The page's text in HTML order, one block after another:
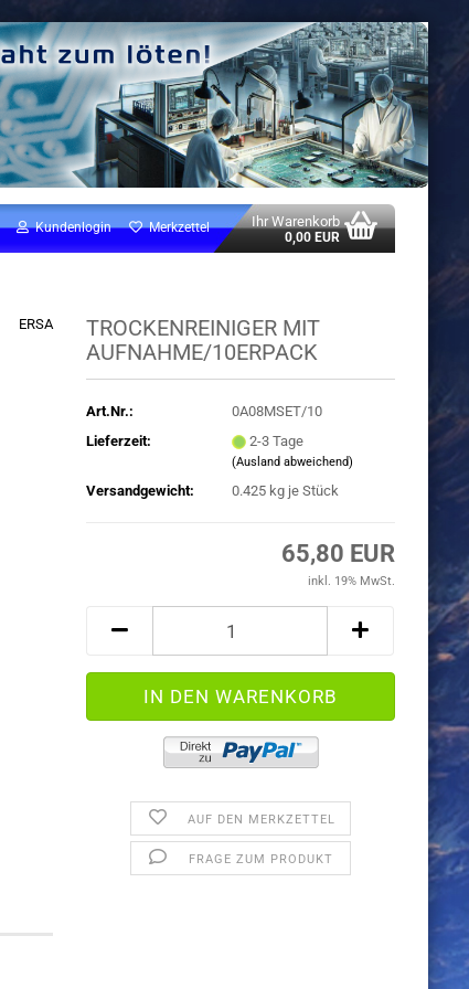
Ihr Warenkorb
0,00 EUR
Kundenlogin Merkzettel
ERSA
TROCKENREINIGER MIT
AUFNAHME/10ERPACK
Art.Nr.:
0A08MSET/10
Lieferzeit:
2-3 Tage
(Ausland abweichend)
Versandgewicht: 0.425kg je Stück
65,80 EUR
inkl. 19% MwSt.
AUF DEN MERKZETTEL
FRAGE ZUM PRODUKT